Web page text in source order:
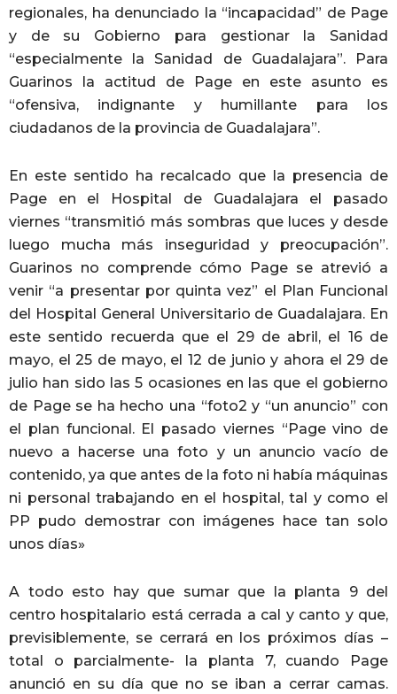
regionales, ha denunciado la “incapacidad” de Page
y de su Gobierno para gestionar la Sanidad
“especialmente la Sanidad de Guadalajara”. Para
Guarinos la actitud de Page en este asunto es
“ofensiva, indignante y humillante para los
ciudadanos de la provincia de Guadalajara”.
En este sentido ha recalcado que la presencia de
Page en el Hospital de Guadalajara el pasado
viernes “transmitió más sombras que luces y desde
luego mucha más inseguridad y preocupación”.
Guarinos no comprende cómo Page se atrevió a
venir “a presentar por quinta vez” el Plan Funcional
del Hospital General Universitario de Guadalajara. En
este sentido recuerda que el 29 de abril, el 16 de
mayo, el 25 de mayo, el 12 de junio y ahora el 29 de
julio han sido las 5 ocasiones en las que el gobierno
de Page se ha hecho una “foto2 y “un anuncio” con
el plan funcional. El pasado viernes “Page vino de
nuevo a hacerse una foto y un anuncio vacío de
contenido, ya que antes de la foto ni había máquinas
ni personal trabajando en el hospital, tal y como el
PP pudo demostrar con imágenes hace tan solo
unos días»
A todo esto hay que sumar que la planta 9 del
centro hospitalario está cerrada a cal y canto y que,
previsiblemente, se cerrará en los próximos días –
total o parcialmente- la planta 7, cuando Page
anunció en su día que no se iban a cerrar camas.